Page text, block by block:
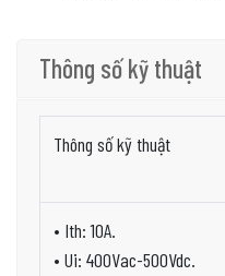
Thông số kỹ thuật
Thông số kỹ thuật
• Ith: 10A.
• Ui: 400Vac-500Vdc.